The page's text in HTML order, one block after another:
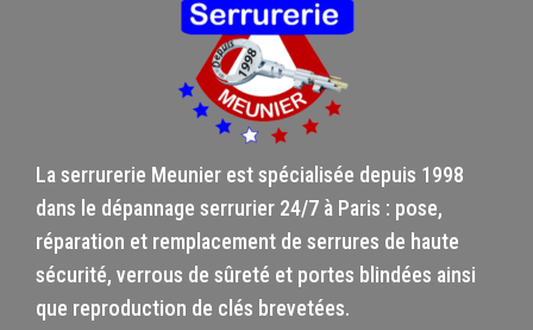
La serrurerie Meunier est spécialisée depuis 1998
dans le dépannage serrurier 24/7 à Paris : pose,
réparation et remplacement de serrures de haute
sécurité, verrous de sûreté et portes blindées ainsi
que reproduction de clés brevetées.